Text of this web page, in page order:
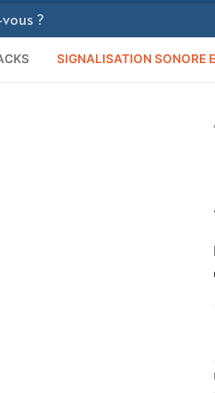
SIGNALISATION SONORE